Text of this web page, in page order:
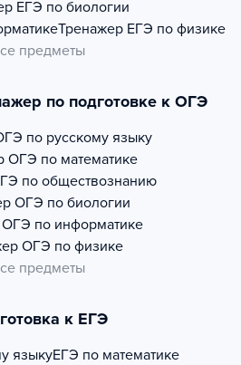
ЕГЭ по биологии
Тренажер ЕГЭ по физике
предметы
по подготовке к ОГЭ
по русскому языку
ОГЭ по математике
по обществознанию
ОГЭ по биологии
ОГЭ по информатике
ОГЭ по физике
предметы
к ЕГЭ
языкуЕГЭ по математике